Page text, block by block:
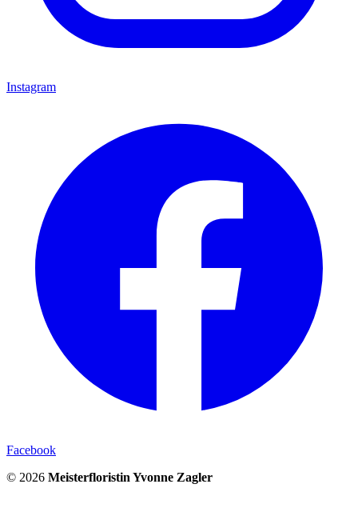
Instagram
Facebook
© 2026 Meisterfloristin Yvonne Zagler